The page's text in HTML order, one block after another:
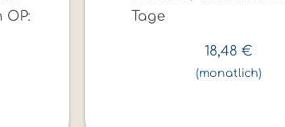
Tage
18,48 €
(monatlich)